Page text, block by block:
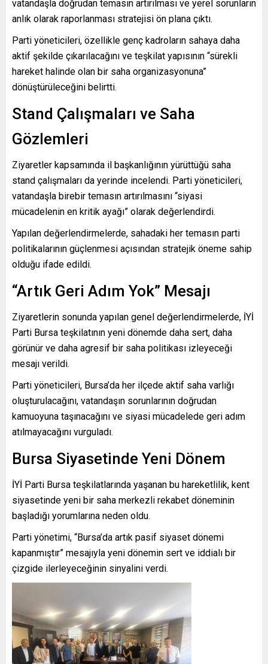
vatandaşla doğrudan temasın artırılması ve yerel sorunların
anlık olarak raporlanması stratejisi ön plana çıktı.
Parti yöneticileri, özellikle genç kadroların sahaya daha
aktif şekilde çıkarılacağını ve teşkilat yapısının “sürekli
hareket halinde olan bir saha organizasyonuna”
dönüştürüleceğini belirtti.
Stand Çalışmaları ve Saha
Gözlemleri
Ziyaretler kapsamında il başkanlığının yürüttüğü saha
stand çalışmaları da yerinde incelendi. Parti yöneticileri,
vatandaşla birebir temasın artırılmasını “siyasi
mücadelenin en kritik ayağı” olarak değerlendirdi.
Yapılan değerlendirmelerde, sahadaki her temasın parti
politikalarının güçlenmesi açısından stratejik öneme sahip
olduğu ifade edildi.
“Artık Geri Adım Yok” Mesajı
Ziyaretlerin sonunda yapılan genel değerlendirmelerde, İYİ
Parti Bursa teşkilatının yeni dönemde daha sert, daha
görünür ve daha agresif bir saha politikası izleyeceği
mesajı verildi.
Parti yöneticileri, Bursa’da her ilçede aktif saha varlığı
oluşturulacağını, vatandaşın sorunlarının doğrudan
kamuoyuna taşınacağını ve siyasi mücadelede geri adım
atılmayacağını vurguladı.
Bursa Siyasetinde Yeni Dönem
İYİ Parti Bursa teşkilatlarında yaşanan bu hareketlilik, kent
siyasetinde yeni bir saha merkezli rekabet döneminin
başladığı yorumlarına neden oldu.
Parti yönetimi, “Bursa’da artık pasif siyaset dönemi
kapanmıştır” mesajıyla yeni dönemin sert ve iddialı bir
çizgide ilerleyeceğinin sinyalini verdi.